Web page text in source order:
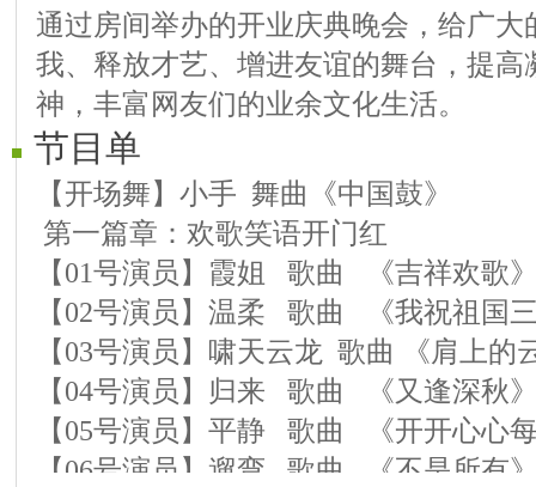
通过房间举办的开业庆典晚会，给广
我、释放才艺、增进友谊的舞台，提高
神，丰富网友们的业余文化生活。
节目单
【开场舞】小手 舞曲《中国鼓》
第一篇章：欢歌笑语开门红
【01号演员】霞姐 歌曲 《吉祥欢歌
【02号演员】温柔 歌曲 《我祝祖国
【03号演员】啸天云龙 歌曲 《肩上的
【04号演员】归来 歌曲 《又逢深秋
【05号演员】平静 歌曲 《开开心心
【06号演员】遛弯 歌曲 《不是所有